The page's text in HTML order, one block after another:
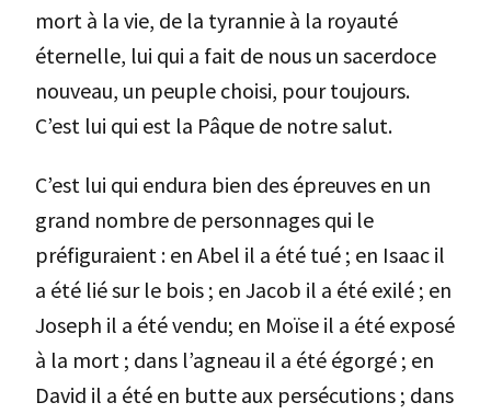
mort à la vie, de la tyrannie à la royauté
éternelle, lui qui a fait de nous un sacerdoce
nouveau, un peuple choisi, pour toujours.
C’est lui qui est la Pâque de notre salut.
C’est lui qui endura bien des épreuves en un
grand nombre de personnages qui le
préfiguraient : en Abel il a été tué ; en Isaac il
a été lié sur le bois ; en Jacob il a été exilé ; en
Joseph il a été vendu; en Moïse il a été exposé
à la mort ; dans l’agneau il a été égorgé ; en
David il a été en butte aux persécutions ; dans